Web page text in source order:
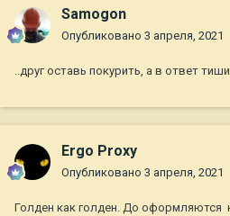
Samogon
Опубликовано 3 апреля, 2021
..друг оставь покурить, а в ответ
Ergo Proxy
Опубликовано 3 апреля, 2021
Голден как голден. До оформляются